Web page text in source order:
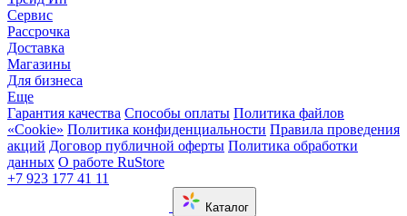
Сервис
Рассрочка
Доставка
Магазины
Для бизнеса
Еще
Гарантия качества Способы оплаты Политика файлов
«Cookie» Политика конфиденциальности Правила проведения
акций Договор публичной оферты Политика обработки
данных О работе RuStore
+7 923 177 41 11
Каталог